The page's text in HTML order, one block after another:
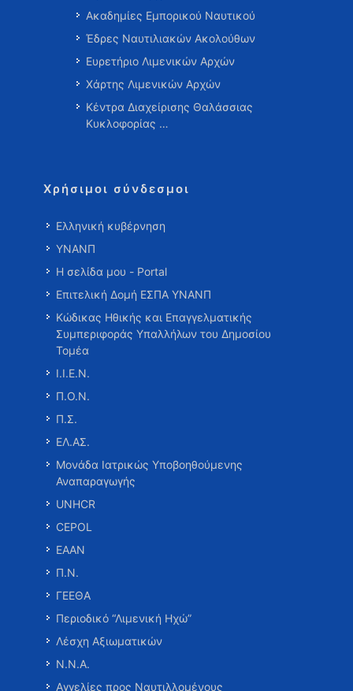
Ακαδημίες Εμπορικού Ναυτικού
Έδρες Ναυτιλιακών Ακολούθων
Ευρετήριο Λιμενικών Αρχών
Χάρτης Λιμενικών Αρχών
Κέντρα Διαχείρισης Θαλάσσιας
Κυκλοφορίας …
Χρήσιμοι σύνδεσμοι
Ελληνική κυβέρνηση
ΥΝΑΝΠ
Η σελίδα μου - Portal
Επιτελική Δομή ΕΣΠΑ ΥΝΑΝΠ
Κώδικας Ηθικής και Επαγγελματικής
Συμπεριφοράς Υπαλλήλων του Δημοσίου
Τομέα
Ι.Ι.Ε.Ν.
Π.Ο.Ν.
Π.Σ.
ΕΛ.ΑΣ.
Μονάδα Ιατρικώς Υποβοηθούμενης
Αναπαραγωγής
UNHCR
CEPOL
ΕΑΑΝ
Π.Ν.
ΓΕΕΘΑ
Περιοδικό “Λιμενική Ηχώ”
Λέσχη Αξιωματικών
Ν.Ν.Α.
Αγγελίες προς Ναυτιλλομένους